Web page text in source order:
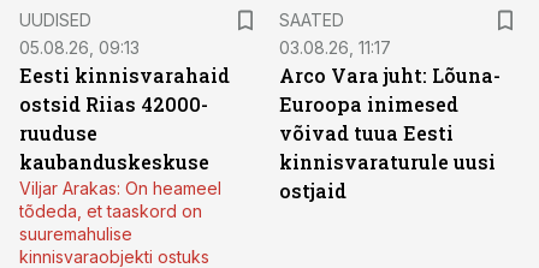
UUDISED
05.08.26, 09:13
Eesti kinnisvarahaid
ostsid Riias 42000-
ruuduse
kaubanduskeskuse
Viljar Arakas: On heameel
tõdeda, et taaskord on
suuremahulise
kinnisvaraobjekti ostuks
SAATED
03.08.26, 11:17
Arco Vara juht: Lõuna-
Euroopa inimesed
võivad tuua Eesti
kinnisvaraturule uusi
ostjaid